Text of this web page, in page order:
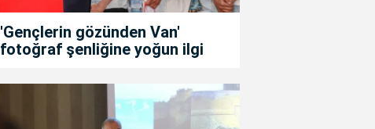
'Gençlerin gözünden Van'
fotoğraf şenliğine yoğun ilgi